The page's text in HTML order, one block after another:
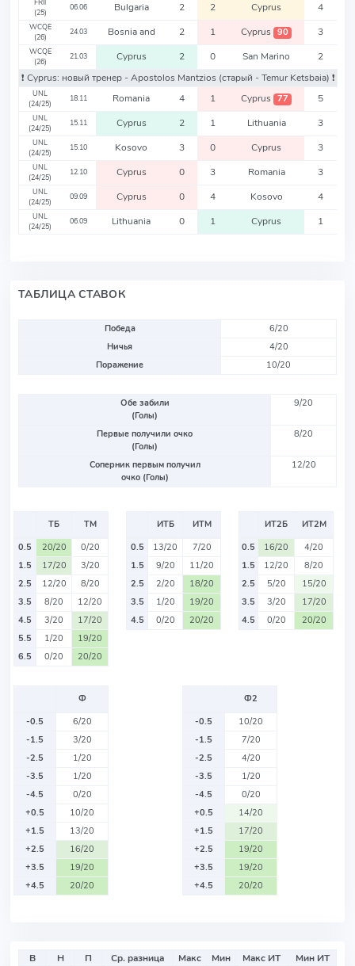
FRII
(25)
06.06 Bulgaria 2 2 Cyprus 4
WCQE
(26)
24.03 Bosnia and 2 1 Cyprus 90 3
WCQE
(26)
21.03 Cyprus 2 0 San Marino
2
❗️ Cyprus: новый тренер - Apostolos Mantzios (старый - Temur Ketsbaia) ❗️
UNL
(24/25)
18.11 Romania 4 1 Cyprus 77 5
UNL
(24/25)
15.11 Cyprus 2 1 Lithuania 3
UNL
(24/25)
15.10 Kosovo 3 0 Cyprus 3
UNL
(24/25)
12.10 Cyprus 0 3 Romania 3
UNL
(24/25)
09.09 Cyprus 0 4 Kosovo 4
UNL
(24/25)
06.09 Lithuania 0 1 Cyprus 1
ТАБЛИЦА СТАВОК
Победа
6/20
Ничья
4/20
Поражение
10/20
Обе забили
(Голы)
9/20
Первые получили очко
(Голы)
8/20
Соперник первым получил
очко (Голы)
12/20
ТБ
ТМ
0.5
20/20
0/20
1.5
17/20
3/20
2.5
12/20
8/20
3.5
8/20
12/20
4.5
3/20
17/20
5.5
1/20
19/20
6.5
0/20 20/20
ИТБ
ИТМ
0.5
13/20
7/20
1.5
9/20
11/20
2.5
2/20
18/20
3.5
1/20
19/20
4.5
0/20 20/20
ИТ2Б
ИТ2М
0.5
16/20
4/20
1.5
12/20
8/20
2.5
5/20
15/20
3.5
3/20
17/20
4.5
0/20 20/20
Ф
-0.5
6/20
-1.5
3/20
-2.5
1/20
-3.5
1/20
-4.5
0/20
+0.5
10/20
+1.5
13/20
+2.5
16/20
+3.5
19/20
+4.5
20/20
Ф2
-0.5
10/20
-1.5
7/20
-2.5
4/20
-3.5
1/20
-4.5
0/20
+0.5
14/20
+1.5
17/20
+2.5
19/20
+3.5
19/20
+4.5
20/20
В Н П Ср. разница Макс Мин Макс ИТ
Мин ИТ